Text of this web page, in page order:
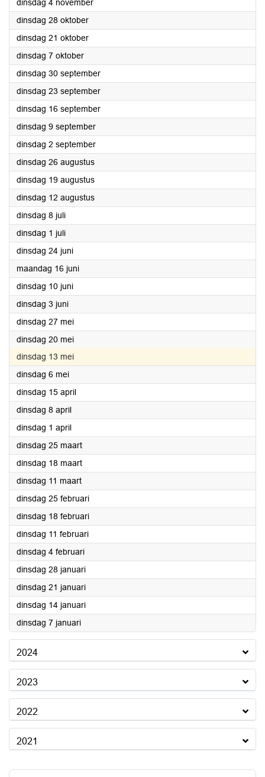
dinsdag 4 november
dinsdag 28 oktober2025
dinsdag 21 oktober2025
dinsdag 7 oktober2025
dinsdag 30 september2025
dinsdag 23 september2025
dinsdag 16 september2025
dinsdag 9 september2025
dinsdag 2 september2025
dinsdag 26 augustus2025
dinsdag 19 augustus2025
dinsdag 12 augustus2025
dinsdag 8 juli2025
dinsdag 1 juli2025
dinsdag 24 juni2025
maandag 16 juni2025
dinsdag 10 juni2025
dinsdag 3 juni2025
dinsdag 27 mei2025
dinsdag 20 mei2025
dinsdag 13 mei2025
dinsdag 6 mei2025
dinsdag 15 april2025
dinsdag 8 april2025
dinsdag 1 april2025
dinsdag 25 maart2025
dinsdag 18 maart2025
dinsdag 11 maart2025
dinsdag 25 februari2025
dinsdag 18 februari2025
dinsdag 11 februari2025
dinsdag 4 februari2025
dinsdag 28 januari2025
dinsdag 21 januari2025
dinsdag 14 januari2025
dinsdag 7 januari2025
2024
2023
2022
2021